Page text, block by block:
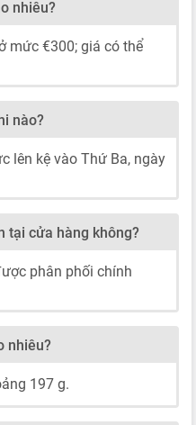
nhiêu?
mức €300; giá có thể
nào?
lên kệ vào Thứ Ba, ngày
tại cửa hàng không?
phân phối chính
nhiêu?
197 g.